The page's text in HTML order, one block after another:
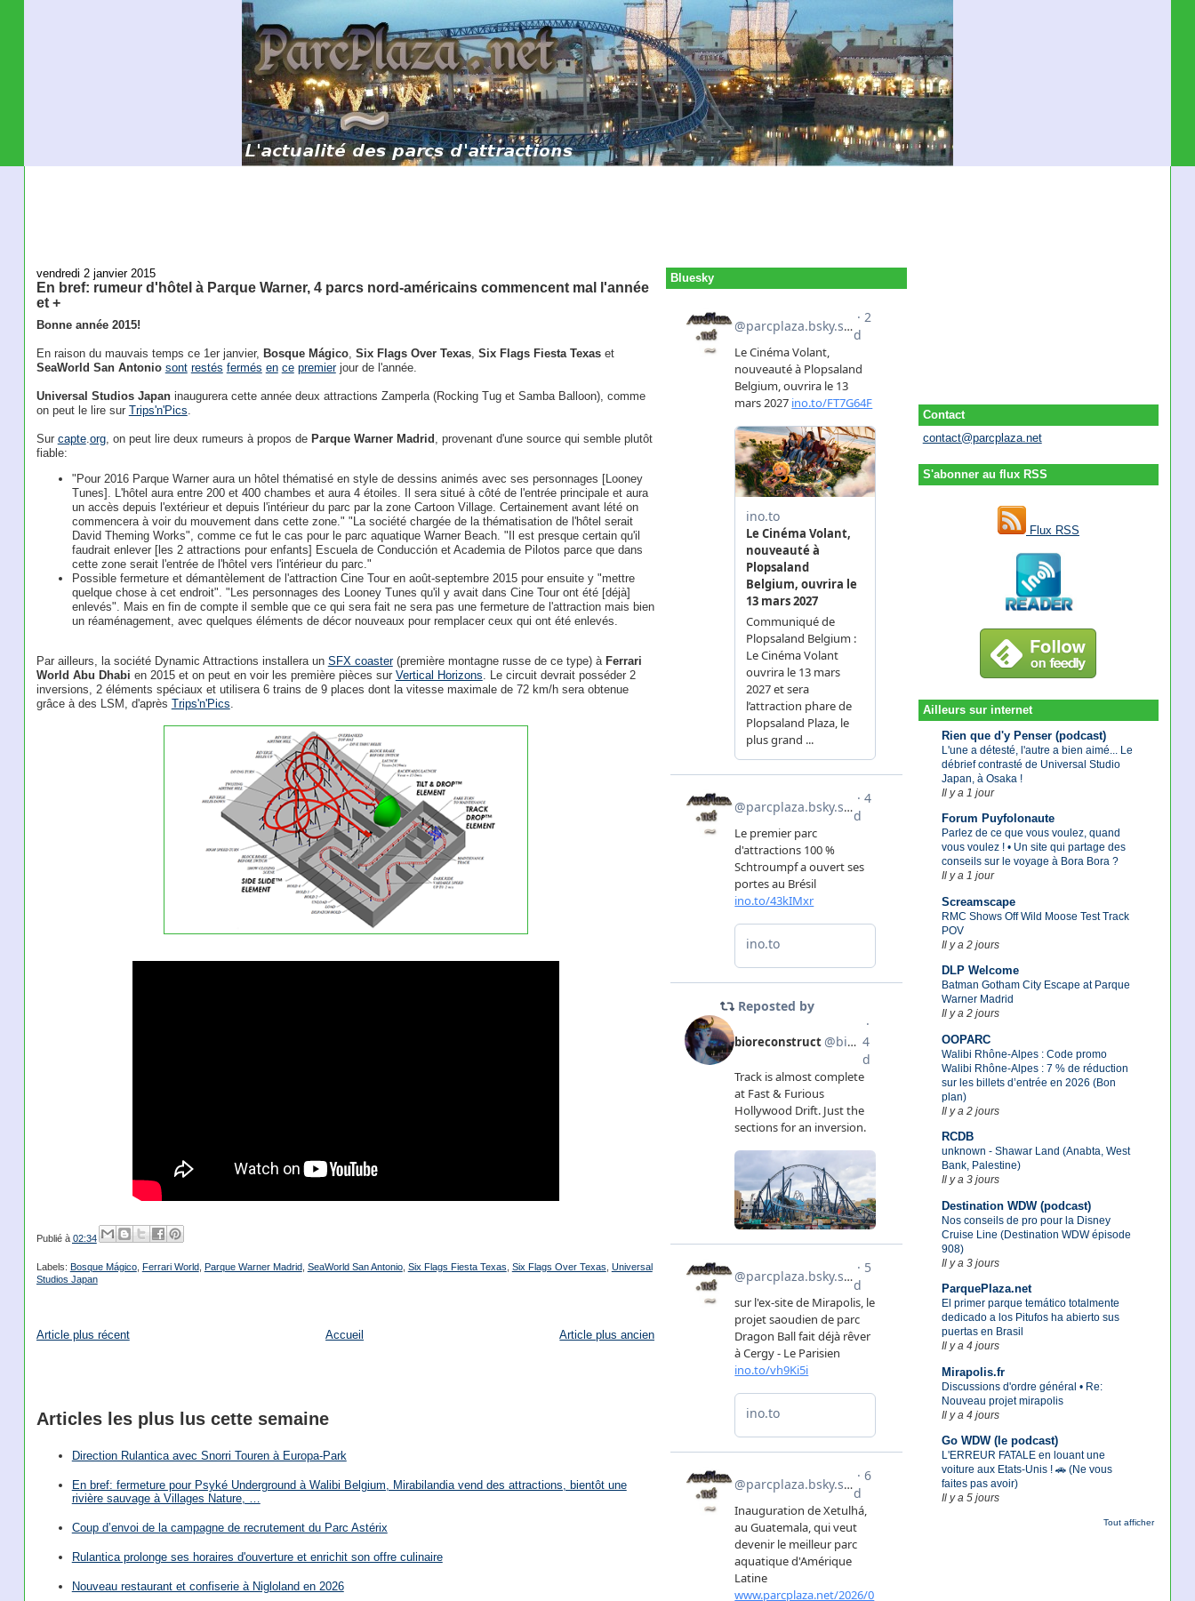
Contact
contact@parcplaza.net
S'abonner au flux RSS
Flux RSS
Ailleurs sur internet
Rien que d'y Penser (podcast)
L'une a détesté, l'autre a bien aimé... Le
débrief contrasté de Universal Studio
Japan, à Osaka !
Il y a 1 jour
Forum Puyfolonaute
Parlez de ce que vous voulez, quand
vous voulez ! • Un site qui partage des
conseils sur le voyage à Bora Bora ?
Il y a 1 jour
Screamscape
RMC Shows Off Wild Moose Test Track
POV
Il y a 2 jours
DLP Welcome
Batman Gotham City Escape at Parque
Warner Madrid
Il y a 2 jours
OOPARC
Walibi Rhône-Alpes : Code promo
Walibi Rhône-Alpes : 7 % de réduction
sur les billets d’entrée en 2026 (Bon
plan)
Il y a 2 jours
RCDB
unknown - Shawar Land (Anabta, West
Bank, Palestine)
Il y a 3 jours
Destination WDW (podcast)
Nos conseils de pro pour la Disney
Cruise Line (Destination WDW épisode
908)
Il y a 3 jours
ParquePlaza.net
El primer parque temático totalmente
dedicado a los Pitufos ha abierto sus
puertas en Brasil
Il y a 4 jours
Mirapolis.fr
Discussions d'ordre général • Re:
Nouveau projet mirapolis
Il y a 4 jours
Go WDW (le podcast)
L'ERREUR FATALE en louant une
voiture aux Etats-Unis ! 🚗 (Ne vous
faites pas avoir)
Il y a 5 jours
Tout afficher
vendredi 2 janvier 2015
En bref: rumeur d'hôtel à Parque Warner, 4 parcs nord-américains commencent mal l'année
et +
Bonne année 2015!
En raison du mauvais temps ce 1er janvier, Bosque Mágico, Six Flags Over Texas, Six Flags Fiesta Texaset
SeaWorld San Antonio sont restés fermés en ce premierjour de l'année.
Universal Studios Japaninaugurera cette année deux attractions Zamperla (Rocking Tug et Samba Balloon), comme
on peut le lire sur Trips'n'Pics.
Sur capte.org, on peut lire deux rumeurs à propos de Parque Warner Madrid , provenant d'une source qui semble plutôt
fiable:
"Pour 2016 Parque Warner aura un hôtel thématisé en style de dessins animés avec ses personnages [Looney
Tunes]. L'hôtel aura entre 200 et 400 chambes et aura 4 étoiles. Il sera situé à côté de l'entrée principale et aura
un accès depuis l'extérieur et depuis l'intérieur du parc par la zone Cartoon Village. Certainement avant lété on
commencera à voir du mouvement dans cette zone." "La société chargée de la thématisation de l'hôtel serait
David Theming Works", comme ce fut le cas pour le parc aquatique Warner Beach. "Il est presque certain qu'il
faudrait enlever [les 2 attractions pour enfants] Escuela de Conducción et Academia de Pilotos parce que dans
cette zone serait l'entrée de l'hôtel vers l'intérieur du parc."
Possible fermeture et démantèlement de l'attraction Cine Tour en août-septembre 2015 pour ensuite y "mettre
quelque chose à cet endroit". "Les personnages des Looney Tunes qu'il y avait dans Cine Tour ont été [déjà]
enlevés". Mais en fin de compte il semble que ce qui sera fait ne sera pas une fermeture de l'attraction mais bien
un réaménagement, avec quelques éléments de décor nouveaux pour remplacer ceux qui ont été enlevés.
Par ailleurs, la société Dynamic Attractions installera un SFX coaster(première montagne russe de ce type) à Ferrari
World Abu Dhabi en 2015 et on peut en voir les première pièces sur Vertical Horizons. Le circuit devrait posséder 2
inversions, 2 éléments spéciaux et utilisera 6 trains de 9 places dont la vitesse maximale de 72 km/h sera obtenue
grâce à des LSM, d'après Trips'n'Pics.
Publié à 02:34
Labels: Bosque Mágico, Ferrari World, Parque Warner Madrid, SeaWorld San Antonio, Six Flags Fiesta Texas Six Flags Over Texas Universal
Studios Japan
Article plus récent Article plus ancien
Accueil
Articles les plus lus cette semaine
Direction Rulantica avec Snorri Touren à Europa-Park
En bref: fermeture pour Psyké Underground à Walibi Belgium, Mirabilandia vend des attractions, bientôt une
rivière sauvage à Villages Nature, …
Coup d’envoi de la campagne de recrutement du Parc Astérix
Rulantica prolonge ses horaires d'ouverture et enrichit son offre culinaire
Nouveau restaurant et confiserie à Nigloland en 2026
Bluesky